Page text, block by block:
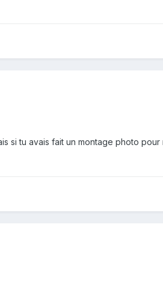
si tu avais fait un montage photo pour